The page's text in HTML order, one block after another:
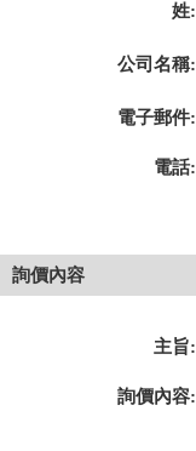
姓:
公司名稱:
電子郵件:
電話:
詢價內容
主旨:
詢價內容: